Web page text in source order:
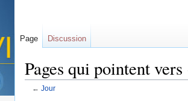
Pages qui pointent
← Jour
Page Discussion